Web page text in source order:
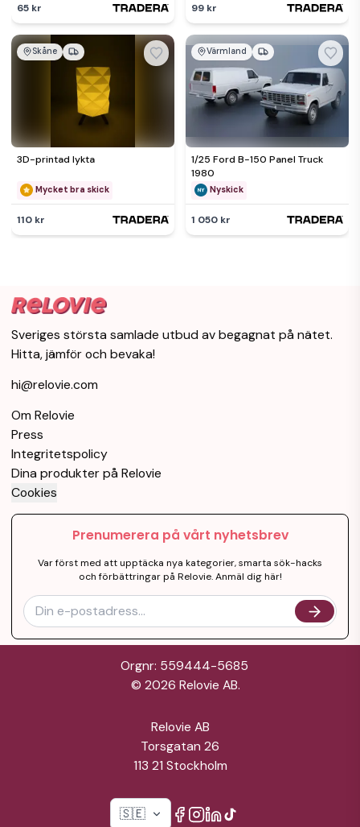
65 kr 99 kr
Skåne
3D-printad lykta
Mycket bra skick
110 kr
Värmland
1/25 Ford B-150 Panel Truck
1980
Nyskick
1 050 kr
Sveriges största samlade utbud av begagnat på nätet.
Hitta, jämför och bevaka!
hi@relovie.com
Om Relovie
Press
Integritetspolicy
Dina produkter på Relovie
Cookies
Prenumerera på vårt nyhetsbrev
Var först med att upptäcka nya kategorier, smarta sök-hacks
och förbättringar på Relovie. Anmäl dig här!
Orgnr: 559444-5685
© 2026 Relovie AB.
Relovie AB
Torsgatan 26
113 21 Stockholm
🇸🇪